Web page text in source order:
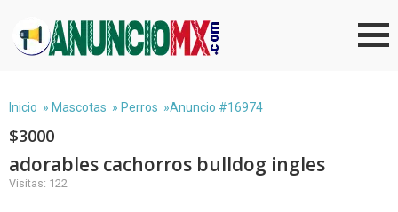
Inicio » Mascotas » Perros »Anuncio #16974
$3000
adorables cachorros bulldog ingles
Visitas: 122